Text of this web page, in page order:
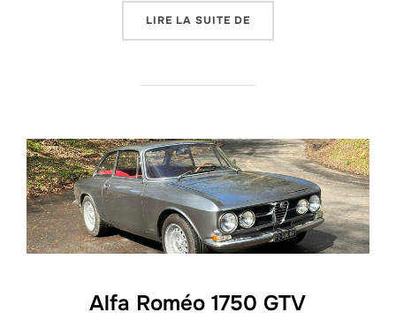
LIRE LA SUITE DE
Alfa Roméo 1750 GTV